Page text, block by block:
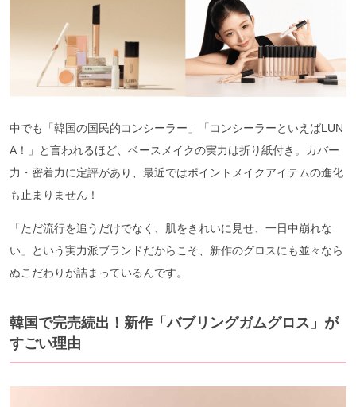
中でも「韓国の国民的コンシーラー」「コンシーラーといえばLUN
A！」と言われるほど、ベースメイクの実力は折り紙付き。カバー
力・密着力に定評があり、最近ではポイントメイクアイテムの進化
も止まりません！
「ただ流行を追うだけでなく、肌をきれいに見せ、一日中崩れな
い」という実力派ブランドだからこそ、新作のグロスにも並々なら
ぬこだわりが詰まっているんです。
韓国で完売続出！新作「バブリングガムグロス」が
すごい理由